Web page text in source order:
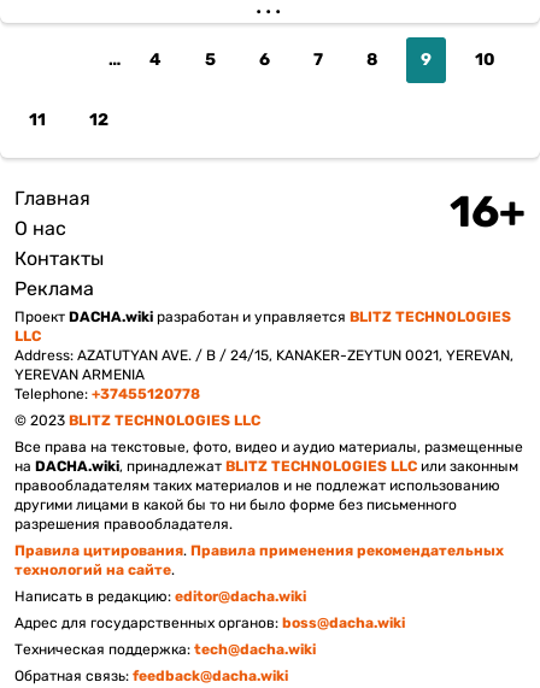
… Page
4 Page
5 Page
6 Page
7 Page
8
Текущая
страница
9 Page
10
Page
11 Page
12
Подвал
Главная
О нас
Контакты
Реклама
Проект DACHA.wiki разработан и управляется BLITZ TECHNOLOGIES
LLC
Address: AZATUTYAN AVE. / B / 24/15, KANAKER-ZEYTUN 0021, YEREVAN,
YEREVAN ARMENIA
Telephone: +37455120778
© 2023 BLITZ TECHNOLOGIES LLC
Все права на текстовые, фото, видео и аудио материалы, размещенные
на DACHA.wiki, принадлежат BLITZ TECHNOLOGIES LLC или законным
правообладателям таких материалов и не подлежат использованию
другими лицами в какой бы то ни было форме без письменного
разрешения правообладателя.
Правила цитирования. Правила применения рекомендательных
технологий на сайте.
Написать в редакцию: editor@dacha.wiki
Адрес для государственных органов: boss@dacha.wiki
Техническая поддержка: tech@dacha.wiki
Обратная связь: feedback@dacha.wiki